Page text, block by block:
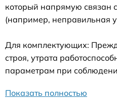
который напрямую связан
(например, неправильная
Для комплектующих:
строя, утрата
параметрам при
Показать полностью